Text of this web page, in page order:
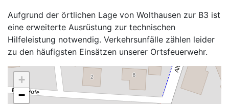
Aufgrund der örtlichen Lage von Wolthausen zur B3 ist
eine erweiterte Ausrüstung zur technischen
Hilfeleistung notwendig. Verkehrsunfälle zählen leider
zu den häufigsten Einsätzen unserer Ortsfeuerwehr.
+
−